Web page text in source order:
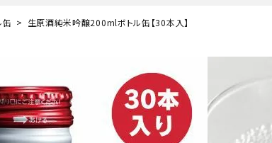
缶 生原酒純米吟醸200mlボトル缶【30本入】